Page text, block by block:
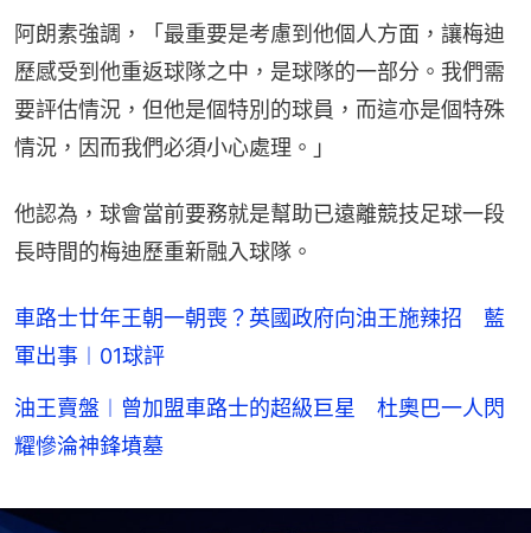
阿朗素強調，「最重要是考慮到他個人方面，讓梅迪
歷感受到他重返球隊之中，是球隊的一部分。我們需
要評估情況，但他是個特別的球員，而這亦是個特殊
情況，因而我們必須小心處理。」
他認為，球會當前要務就是幫助已遠離競技足球一段
長時間的梅迪歷重新融入球隊。
車路士廿年王朝一朝喪？英國政府向油王施辣招 藍
軍出事︱01球評
油王賣盤︱曾加盟車路士的超級巨星 杜奧巴一人閃
耀慘淪神鋒墳墓